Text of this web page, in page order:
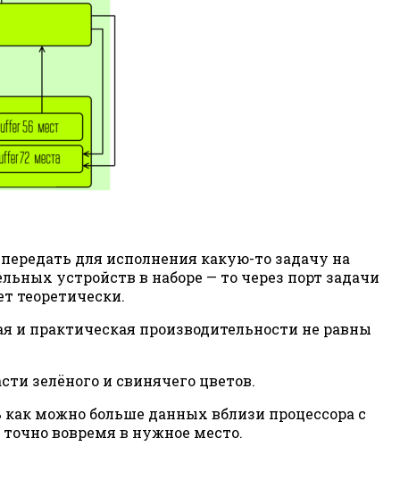
для исполнения какую-то задачу на
устройств в наборе — то через порт задачи
теоретически.
и практическая производительности не равны
зелёного и свинячего цветов.
можно больше данных вблизи процессора с
вовремя в нужное место.